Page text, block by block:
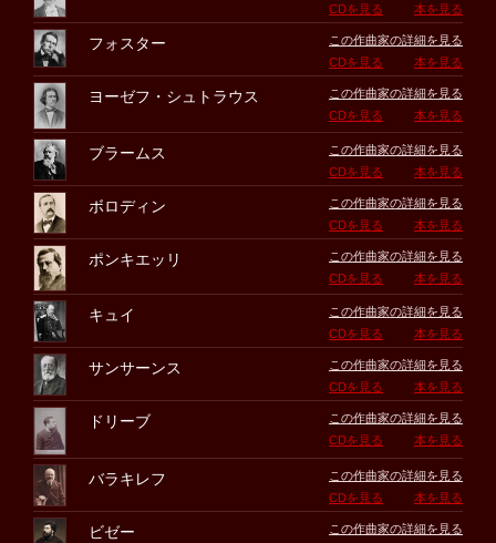
CDを見る
本を見る
フォスター
この作曲家の詳細を見る
CDを見る
本を見る
ヨーゼフ・シュトラウス
この作曲家の詳細を見る
CDを見る
本を見る
ブラームス
この作曲家の詳細を見る
CDを見る
本を見る
ボロディン
この作曲家の詳細を見る
CDを見る
本を見る
ポンキエッリ
この作曲家の詳細を見る
CDを見る
本を見る
キュイ
この作曲家の詳細を見る
CDを見る
本を見る
サンサーンス
この作曲家の詳細を見る
CDを見る
本を見る
ドリーブ
この作曲家の詳細を見る
CDを見る
本を見る
バラキレフ
この作曲家の詳細を見る
CDを見る
本を見る
ビゼー
この作曲家の詳細を見る